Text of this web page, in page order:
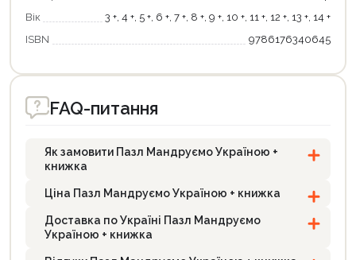
Вік
3 +, 4 +, 5 +, 6 +, 7 +, 8 +, 9 +, 10 +, 11 +, 12 +, 13 +, 14 +
ISBN
9786176340645
FAQ-питання
Як замовити Пазл Мандруємо Україною +
книжка
Ціна Пазл Мандруємо Україною + книжка
Доставка по Україні Пазл Мандруємо
Україною + книжка